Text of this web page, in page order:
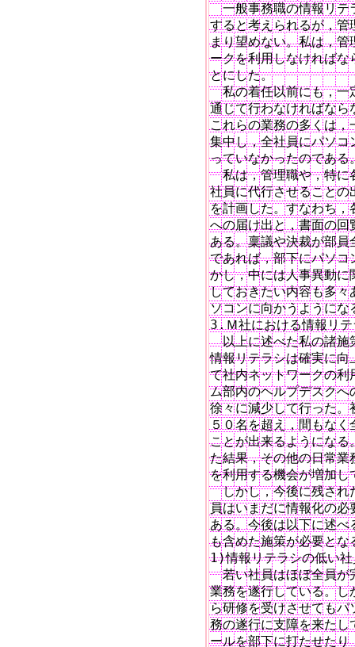
一般事務職の情報リテ
すると考えられるが，
まり望めない。私は，
ークを利用しなければ
とにした。
私の着任以前にも，一
通じて行わなければな
これらの業務の多くは
集中し，全社員にパソ
っていなかったのである
私は，管理職や，特に
社員に代行させること
を計画した。すなわち
への届け出と，書面の
ある。稟議や決裁が部
であれば，部下にパソ
かし，中には人事異動
しておきたい内容も多
ソコンに向かうようにな
3.Ｍ社における情報リ
以上に述べた私の諸施
情報リテラシは確実に
て社内ネットワークの
ム部内のヘルプデスク
徐々に減少して行った
５０名を超え，間もな
ことが出来るようにな
た結果，その他の日常
を利用する機会が増加し
しかし，今後に残され
員はいまだに情報化の
ある。今後は以下に述
も含めた施策が必要とな
1)情報リテラシの低い
若い社員はほぼ全員が
業務を遂行している。
ら研修を受けさせても
務の遂行に支障を来た
ールを部下に打たせた